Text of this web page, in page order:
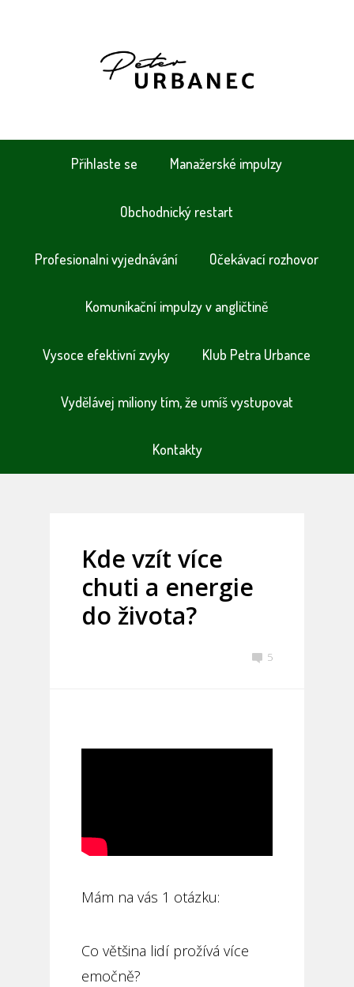
Přihlaste se Manažerské impulzy
Obchodnický restart
Profesionalni vyjednávání Očekávací rozhovor
Komunikační impulzy v angličtině
Vysoce efektivní zvyky Klub Petra Urbance
Vydělávej miliony tím, že umíš vystupovat
Kontakty
Kde vzít více
chuti a energie
do života?
5
Mám na vás 1 otázku:
Co většina lidí prožívá více
emočně?